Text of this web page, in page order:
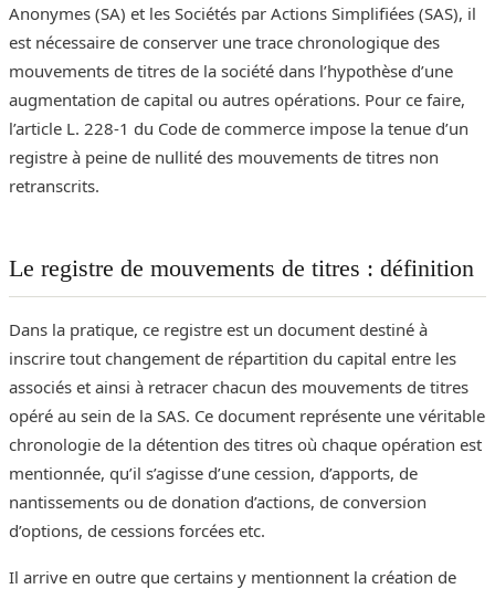
Anonymes (SA) et les Sociétés par Actions Simplifiées (SAS), il
est nécessaire de conserver une trace chronologique des
mouvements de titres de la société dans l’hypothèse d’une
augmentation de capital ou autres opérations. Pour ce faire,
l’article L. 228-1 du Code de commerce impose la tenue d’un
registre à peine de nullité des mouvements de titres non
retranscrits.
Le registre de mouvements de titres : définition
Dans la pratique, ce registre est un document destiné à
inscrire tout changement de répartition du capital entre les
associés et ainsi à retracer chacun des mouvements de titres
opéré au sein de la SAS. Ce document représente une véritable
chronologie de la détention des titres où chaque opération est
mentionnée, qu’il s’agisse d’une cession, d’apports, de
nantissements ou de donation d’actions, de conversion
d’options, de cessions forcées etc.
Il arrive en outre que certains y mentionnent la création de